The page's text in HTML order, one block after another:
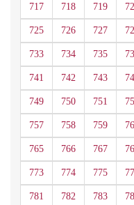
717 718 719
725 726 727
733 734 735
741 742 743
749 750 751
757 758 759
765 766 767
773 774 775
781 782 783